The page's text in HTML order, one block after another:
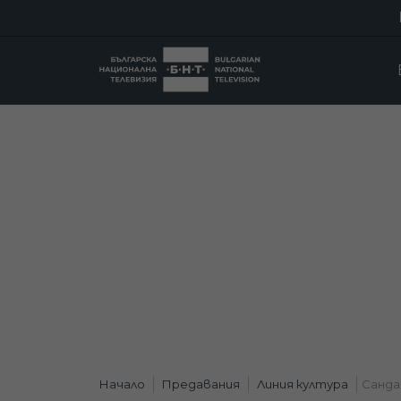
Начало Предавания Линия култура